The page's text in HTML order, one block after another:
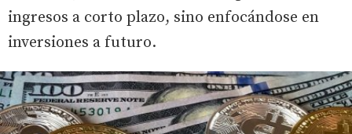
ingresos a corto plazo, sino enfocándose en
inversiones a futuro.